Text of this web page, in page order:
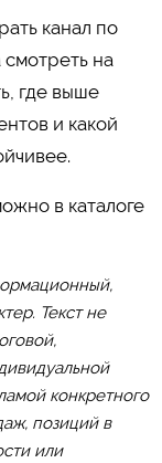
канал по
на
где выше
и какой
в каталоге
Текст не
конкретного
позиций в
или